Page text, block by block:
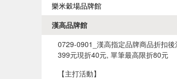
樂米穀場品牌館
漢高品牌館
0729-0901_漢高指定品牌商品折扣後
399元現折40元, 單筆最高限折80元
【主打活動】